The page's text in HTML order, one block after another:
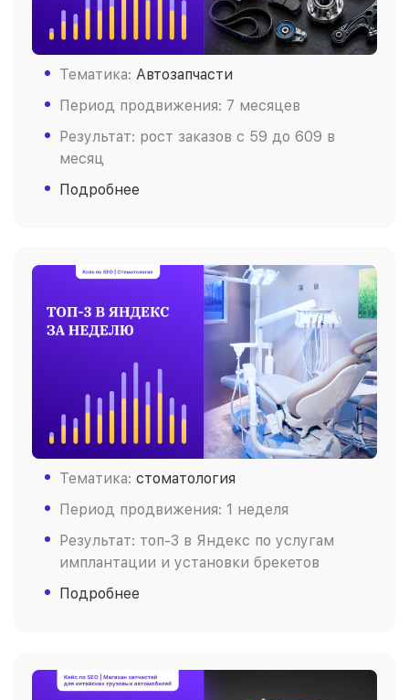
Тематика: Автозапчасти
Период продвижения: 7 месяцев
Результат: рост заказов c 59 до 609 в
месяц
Подробнее
Тематика: стоматология
Период продвижения: 1 неделя
Результат: топ-3 в Яндекс по услугам
имплантации и установки брекетов
Подробнее